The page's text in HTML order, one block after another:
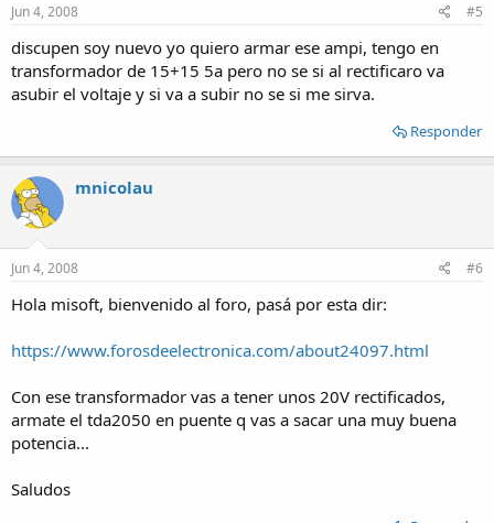
Jun 4, 2008 #5
discupen soy nuevo yo quiero armar ese ampi, tengo en
transformador de 15+15 5a pero no se si al rectificaro va
asubir el voltaje y si va a subir no se si me sirva.
Responder
mnicolau
Jun 4, 2008 #6
Hola misoft, bienvenido al foro, pasá por esta dir:
https://www.forosdeelectronica.com/about24097.html
Con ese transformador vas a tener unos 20V rectificados,
armate el tda2050 en puente q vas a sacar una muy buena
potencia...
Saludos